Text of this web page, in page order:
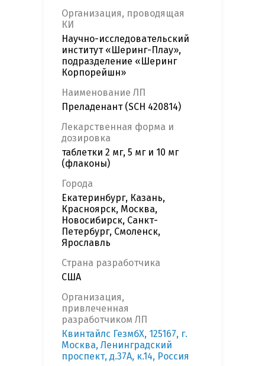
Организация, проводящая
КИ
Научно-исследовательский
институт «Шеринг-Плау»,
подразделение «Шеринг
Корпорейшн»
Наименование ЛП
Преладенант (SCH 420814)
Лекарственная форма и
дозировка
таблетки 2 мг, 5 мг и 10 мг
(флаконы)
Города
Екатеринбург, Казань,
Красноярск, Москва,
Новосибирск, Санкт-
Петербург, Смоленск,
Ярославль
Страна разработчика
США
Организация,
привлеченная
разработчиком ЛП
Квинтайлс ГезмбХ, 125167, г.
Москва, Ленинградский
проспект, д.37А, к.14, Россия